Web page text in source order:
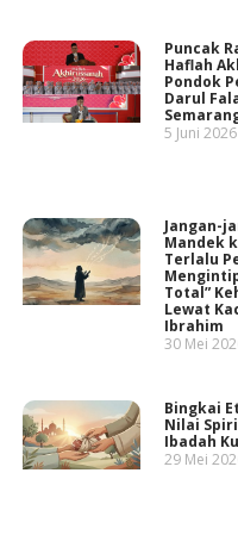
Puncak
Haflah
Pondok
Darul
5 Juni 2026
Jangan-
Mandek
Terlalu
Total”
Lewat
Ibrahim
30 Mei
Bingkai
Nilai
Ibadah
29 Mei